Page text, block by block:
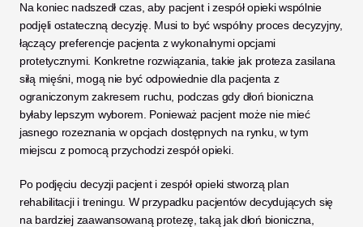
Na koniec nadszedł czas, aby pacjent i zespół opieki wspólnie
podjęli ostateczną decyzję. Musi to być wspólny proces decyzyjny,
łączący preferencje pacjenta z wykonalnymi opcjami
protetycznymi. Konkretne rozwiązania, takie jak proteza zasilana
siłą mięśni, mogą nie być odpowiednie dla pacjenta z
ograniczonym zakresem ruchu, podczas gdy dłoń bioniczna
byłaby lepszym wyborem. Ponieważ pacjent może nie mieć
jasnego rozeznania w opcjach dostępnych na rynku, w tym
miejscu z pomocą przychodzi zespół opieki.
Po podjęciu decyzji pacjent i zespół opieki stworzą plan
rehabilitacji i treningu. W przypadku pacjentów decydujących się
na bardziej zaawansowaną protezę, taką jak dłoń bioniczna,